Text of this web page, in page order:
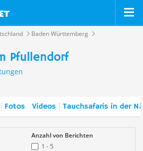
Baden Württemberg
Pfullendorf
Fotos Videos Tauchsafaris in der
Anzahl von Berichten
1 - 5